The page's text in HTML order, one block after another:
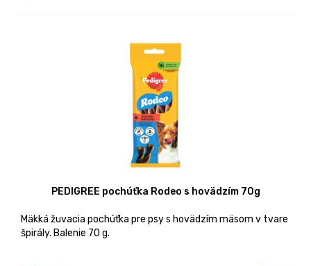
PEDIGREE pochúťka Rodeo s hovädzím 70g
Mäkká žuvacia pochúťka pre psy s hovädzím mäsom v tvare
špirály. Balenie 70 g.